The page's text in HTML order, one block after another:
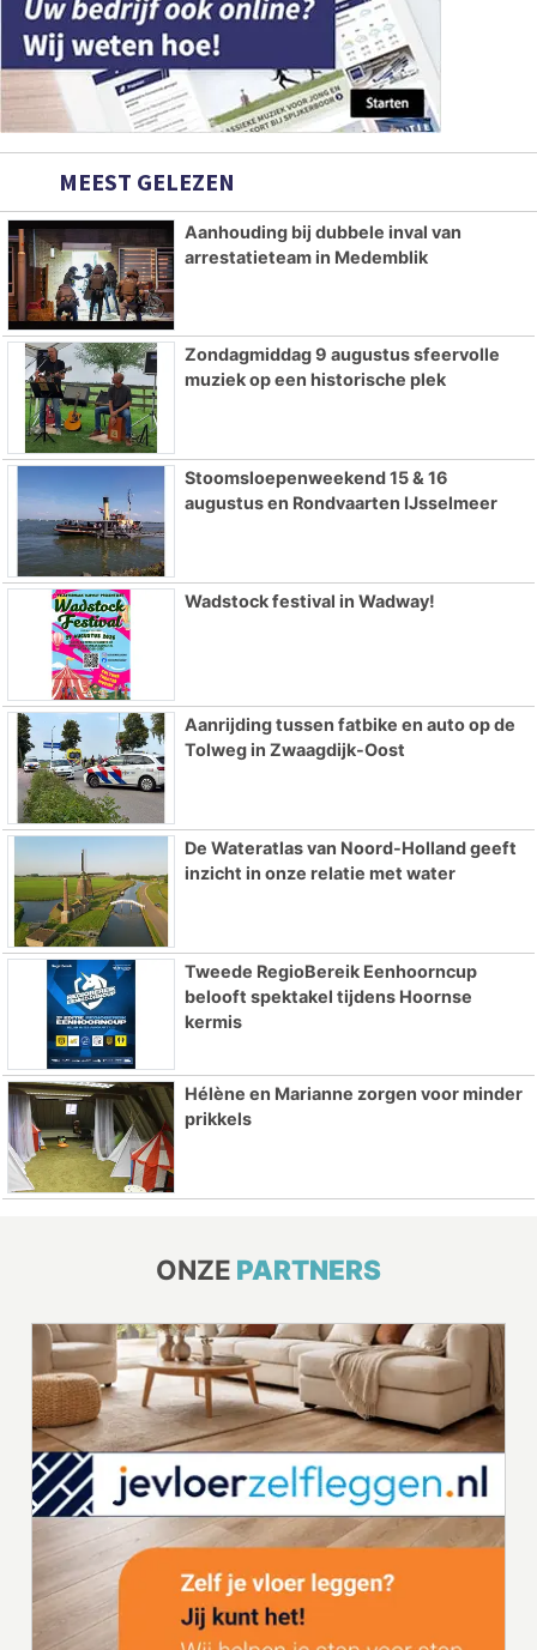
MEEST GELEZEN
Aanhouding bij dubbele inval van
arrestatieteam in Medemblik
Zondagmiddag 9 augustus sfeervolle
muziek op een historische plek
Stoomsloepenweekend 15 & 16
augustus en Rondvaarten IJsselmeer
Wadstock festival in Wadway!
Aanrijding tussen fatbike en auto op de
Tolweg in Zwaagdijk-Oost
De Wateratlas van Noord-Holland geeft
inzicht in onze relatie met water
Tweede RegioBereik Eenhoorncup
belooft spektakel tijdens Hoornse
kermis
Hélène en Marianne zorgen voor minder
prikkels
ONZE PARTNERS